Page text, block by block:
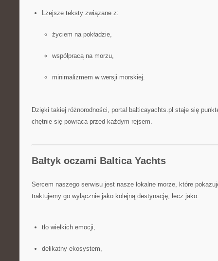
Lżejsze teksty związane z:
życiem na pokładzie,
współpracą na morzu,
minimalizmem w wersji morskiej.
Dzięki takiej różnorodności, portal balticayachts.pl staje się
chętnie się powraca przed każdym rejsem.
Bałtyk oczami Baltica Yachts
Sercem naszego serwisu jest nasze lokalne morze, które
traktujemy go wyłącznie jako kolejną destynację, lecz jako:
tło wielkich emocji,
delikatny ekosystem,